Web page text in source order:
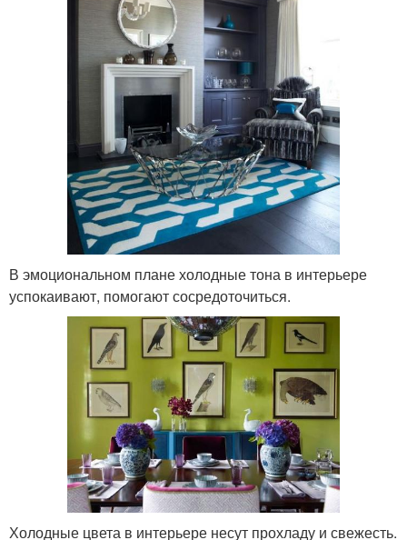
В эмоциональном плане холодные тона в интерьере
успокаивают, помогают сосредоточиться.
Холодные цвета в интерьере несут прохладу и свежесть.